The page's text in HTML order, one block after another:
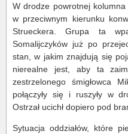
W drodze powrotnej kolumna
w przeciwnym kierunku
Strueckera. Grupa ta
Somalijczyków już po
stan, w jakim znajdują się
nierealne jest, aby ta
zestrzelonego śmigłowca
połączyły się i ruszyły w
Ostrzał ucichł dopiero pod
Sytuacja oddziałów, które